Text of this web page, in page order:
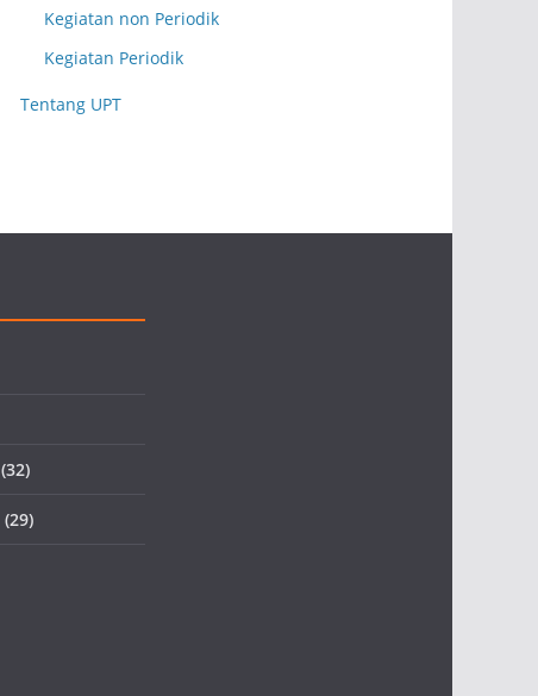
Kegiatan non Periodik
Kegiatan Periodik
Tentang UPT
(32)
(29)